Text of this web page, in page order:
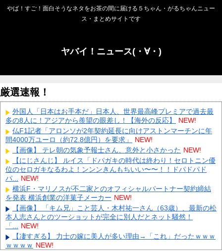
やば！すご！面白そうなネタをお茶の間に届ける５ちゃん・がるちゃんニュー
ス・まとめサイトです
ヤバイ！ニュース(・∀・)
厳選速報！
外国人「日本はお手本だ」日本人、世界最高峰プレミアで過去最
多の8人に！アジアから羨望の眼差し！【海外の反応】
NEW!
仏F1記者「アロンソが2年契約延長に向けアストンマーチンに年
間4000万ユーロ（約72.8億円）を要求」
NEW!
【画像】 テレ朝の気象予報士さん、意外と小さかった NEW!
【にじさんじ】 ルイス「ドパガキの時代は終わり！セロトニン優
位のセロガキなるわよ！ンンンきんもちいい〜〜！！ドパドパド
パ... NEW!
横浜F・マリノスが不二家とのオフィシャルパートナー契約締結
を発表 横浜創業の洋菓子メーカー NEW!
【画像】 「キム兄」こと芸人・木村祐一さん（63歳）、最新の松
本人志さんとのツーショットが完全に別人だとネット騒然！
「... NEW!
【凄すぎる】 力士の嫁に美人が多い理由→「これ」だったｗｗｗ
ｗｗｗｗ NEW!